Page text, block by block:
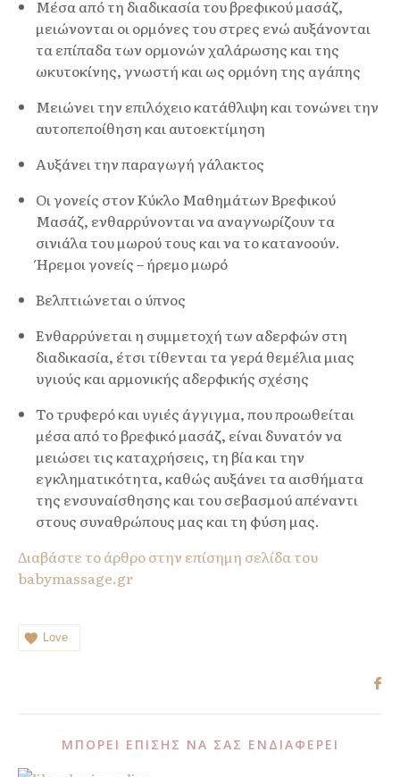
Μέσα από τη διαδικασία του βρεφικού μασάζ,
μειώνονται οι ορμόνες του στρες ενώ αυξάνονται
τα επίπαδα των ορμονών χαλάρωσης και της
ωκυτοκίνης, γνωστή και ως ορμόνη της αγάπης
Μειώνει την επιλόχειο κατάθλιψη και τονώνει την
αυτοπεποίθηση και αυτοεκτίμηση
Αυξάνει την παραγωγή γάλακτος
Οι γονείς στον Κύκλο Μαθημάτων Βρεφικού
Μασάζ, ενθαρρύνονται να αναγνωρίζουν τα
σινιάλα του μωρού τους και να το κατανοούν.
Ήρεμοι γονείς – ήρεμο μωρό
Βελπτιώνεται ο ύπνος
Ενθαρρύνεται η συμμετοχή των αδερφών στη
διαδικασία, έτσι τίθενται τα γερά θεμέλια μιας
υγιούς και αρμονικής αδερφικής σχέσης
Το τρυφερό και υγιές άγγιγμα, που προωθείται
μέσα από το βρεφικό μασάζ, είναι δυνατόν να
μειώσει τις καταχρήσεις, τη βία και την
εγκληματικότητα, καθώς αυξάνει τα αισθήματα
της ενσυναίσθησης και του σεβασμού απέναντι
στους συναθρώπους μας και τη φύση μας.
Διαβάστε το άρθρο στην επίσημη σελίδα του
babymassage.gr
Love
ΜΠΟΡΕΊ ΕΠΊΣΗΣ ΝΑ ΣΑΣ ΕΝΔΙΑΦΈΡΕΙ